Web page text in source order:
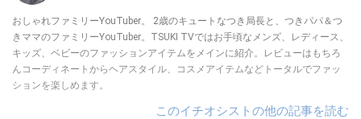
おしゃれファミリーYouTuber。 2歳のキュートなつき局長と、つきパパ＆つ
きママのファミリーYouTuber。TSUKI TVではお手頃なメンズ、レディース、
キッズ、ベビーのファッションアイテムをメインに紹介。レビューはもちろ
んコーディネートからヘアスタイル、コスメアイテムなどトータルでファッ
ションを楽しめます。
このイチオシストの他の記事を読む